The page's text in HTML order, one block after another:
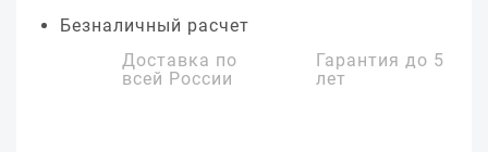
Безналичный расчет
Доставка по
всей России
Гарантия до 5
лет